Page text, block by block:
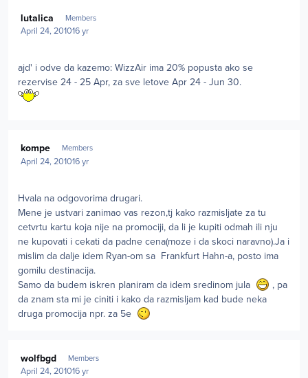
lutalica Members
April 24, 201016 yr
ajd' i odve da kazemo: WizzAir ima 20% popusta ako se
rezervise 24 - 25 Apr, za sve letove Apr 24 - Jun 30.
kompe Members
April 24, 201016 yr
Hvala na odgovorima drugari.
Mene je ustvari zanimao vas rezon,tj kako razmisljate za tu
cetvrtu kartu koja nije na promociji, da li je kupiti odmah ili nju
ne kupovati i cekati da padne cena(moze i da skoci naravno).Ja i
mislim da dalje idem Ryan-om sa Frankfurt Hahn-a, posto ima
gomilu destinacija.
Samo da budem iskren planiram da idem sredinom jula
, pa
da znam sta mi je ciniti i kako da razmisljam kad bude neka
druga promocija npr. za 5e
wolfbgd Members
April 24, 201016 yr